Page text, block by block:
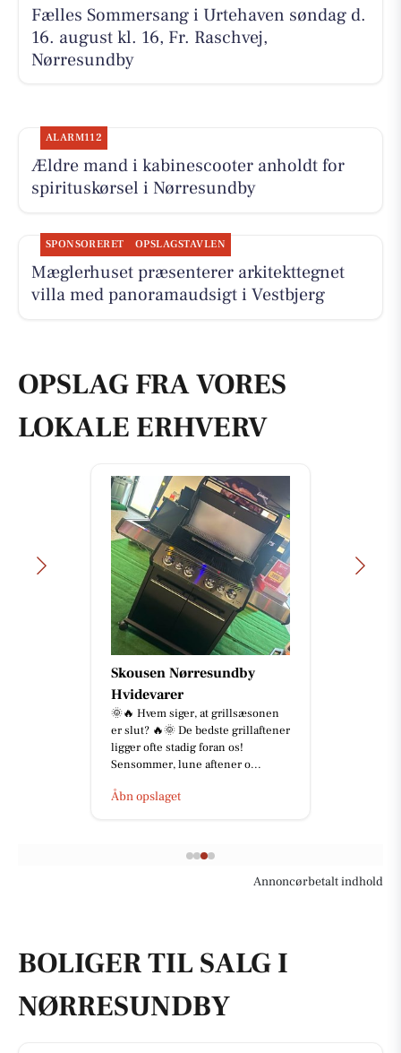
Fælles Sommersang i Urtehaven søndag d.
16. august kl. 16, Fr. Raschvej,
Nørresundby
ALARM112
Ældre mand i kabinescooter anholdt for
spirituskørsel i Nørresundby
SPONSORERET OPSLAGSTAVLEN
Mæglerhuset præsenterer arkitekttegnet
villa med panoramaudsigt i Vestbjerg
OPSLAG FRA VORES
LOKALE ERHVERV
Skousen Nørresundby
Hvidevarer
🌞🔥 Hvem siger, at grillsæsonen
er slut? 🔥🌞 De bedste grillaftener
ligger ofte stadig foran os!
Sensommer, lune aftener o...
Åbn opslaget
Annoncørbetalt indhold
BOLIGER TIL SALG I
NØRRESUNDBY